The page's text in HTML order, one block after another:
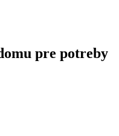
pre potreby